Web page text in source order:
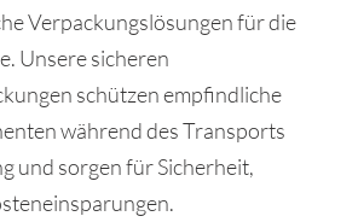
Verpackungslösungen für die
Unsere sicheren
schützen empfindliche
während des Transports
und sorgen für Sicherheit,